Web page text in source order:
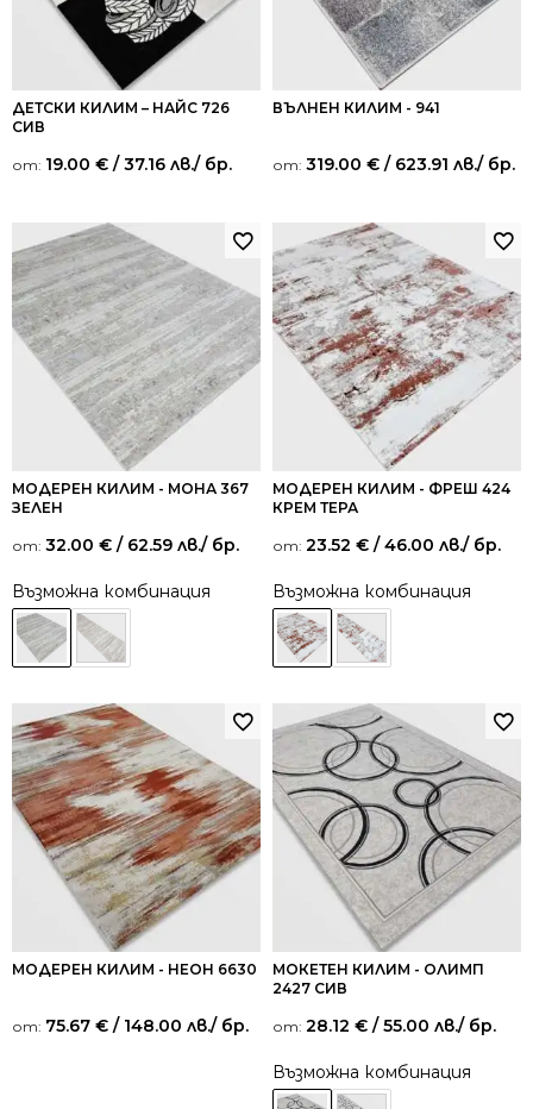
ДЕТСКИ КИЛИМ – НАЙС 726
СИВ
от: 19.00 € / 37.16 лв./ бр.
ВЪЛНЕН КИЛИМ - 941
от: 319.00 € / 623.91 лв./ бр.
МОДЕРЕН КИЛИМ - МОНА 367
ЗЕЛЕН
от: 32.00 € / 62.59 лв./ бр.
Възможна комбинация
МОДЕРЕН КИЛИМ - ФРЕШ 424
КРЕМ ТЕРА
от: 23.52 € / 46.00 лв./ бр.
Възможна комбинация
МОДЕРЕН КИЛИМ - НЕОН 6630
от: 75.67 € / 148.00 лв./ бр.
МОКЕТЕН КИЛИМ - ОЛИМП
2427 СИВ
от: 28.12 € / 55.00 лв./ бр.
Възможна комбинация